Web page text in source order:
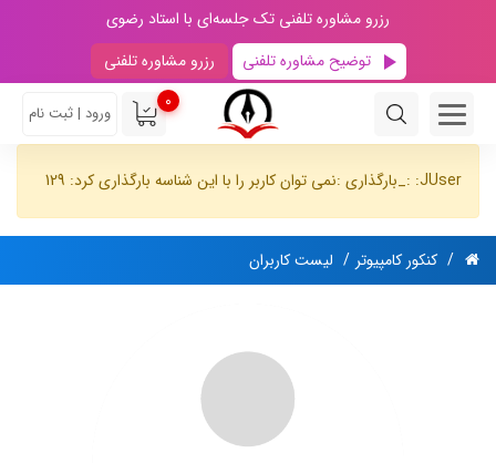
رزرو مشاوره تلفنی تک جلسه‌ای با استاد رضوی
توضیح مشاوره تلفنی
رزرو مشاوره تلفنی
0
ورود | ثبت نام
JUser: :_بارگذاری :نمی توان کاربر را با این شناسه بارگذاری کرد: 129
کنکور کامپیوتر لیست کاربران